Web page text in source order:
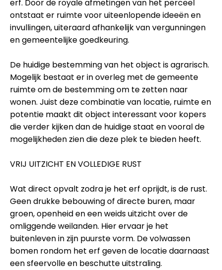
erf. Door de royale afmetingen van het perceel
ontstaat er ruimte voor uiteenlopende ideeën en
invullingen, uiteraard afhankelijk van vergunningen
en gemeentelijke goedkeuring.
De huidige bestemming van het object is agrarisch.
Mogelijk bestaat er in overleg met de gemeente
ruimte om de bestemming om te zetten naar
wonen. Juist deze combinatie van locatie, ruimte en
potentie maakt dit object interessant voor kopers
die verder kijken dan de huidige staat en vooral de
mogelijkheden zien die deze plek te bieden heeft.
VRIJ UITZICHT EN VOLLEDIGE RUST
Wat direct opvalt zodra je het erf oprijdt, is de rust.
Geen drukke bebouwing of directe buren, maar
groen, openheid en een weids uitzicht over de
omliggende weilanden. Hier ervaar je het
buitenleven in zijn puurste vorm. De volwassen
bomen rondom het erf geven de locatie daarnaast
een sfeervolle en beschutte uitstraling.